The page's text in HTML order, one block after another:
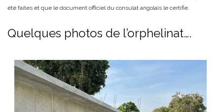
été faites et que le document officiel du consulat angolais le certifie.
Quelques photos de l’orphelinat….